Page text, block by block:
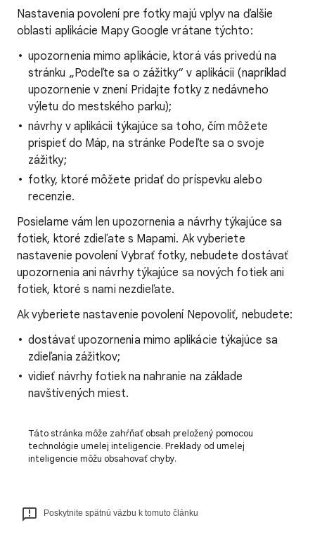
Nastavenia povolení pre fotky majú vplyv na ďalšie
oblasti aplikácie Mapy Google vrátane týchto:
upozornenia mimo aplikácie, ktorá vás privedú na
stránku „Podeľte sa o zážitky“ v aplikácii (napríklad
upozornenie v znení Pridajte fotky z nedávneho
výletu do mestského parku);
návrhy v aplikácii týkajúce sa toho, čím môžete
prispieť do Máp, na stránke Podeľte sa o svoje
zážitky;
fotky, ktoré môžete pridať do príspevku alebo
recenzie.
Posielame vám len upozornenia a návrhy týkajúce sa
fotiek, ktoré zdieľate s Mapami. Ak vyberiete
nastavenie povolení Vybrať fotky, nebudete dostávať
upozornenia ani návrhy týkajúce sa nových fotiek ani
fotiek, ktoré s nami nezdieľate.
Ak vyberiete nastavenie povolení Nepovoliť, nebudete:
dostávať upozornenia mimo aplikácie týkajúce sa
zdieľania zážitkov;
vidieť návrhy fotiek na nahranie na základe
navštívených miest.
Táto stránka môže zahŕňať obsah preložený pomocou
technológie umelej inteligencie. Preklady od umelej
inteligencie môžu obsahovať chyby.
Poskytnite spätnú väzbu k tomuto článku